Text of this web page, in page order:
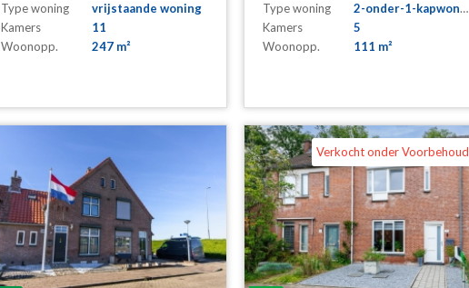
Type woning
vrijstaande woning
Kamers
11
Woonopp.
247 m²
Type woning
2-onder-1-kapwoning
Kamers
5
Woonopp.
111 m²
Verkocht onder Voorbehoud